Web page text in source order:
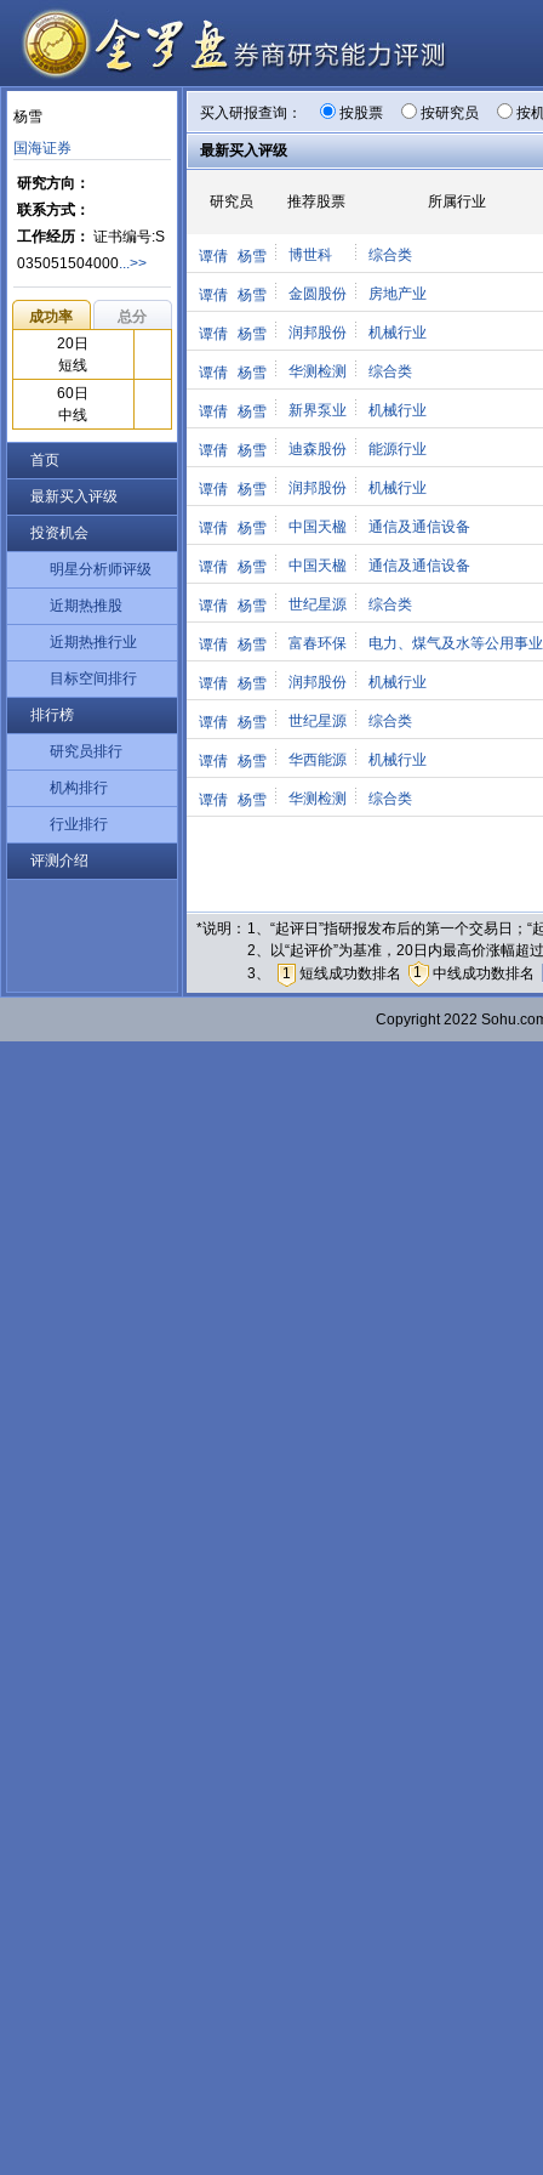
杨雪
国海证券
研究方向：
联系方式：
工作经历： 证书编号:S
035051504000...>>
成功率
总分
20日
短线
60日
中线
首页
最新买入评级
投资机会
明星分析师评级
近期热推股
近期热推行业
目标空间排行
排行榜
研究员排行
机构排行
行业排行
评测介绍
买入研报查询： 按股票 按研究员 按
最新买入评级
研究员 推荐股票 所属行业
谭倩 杨雪 博世科 综合类
谭倩 杨雪 金圆股份 房地产业
谭倩 杨雪 润邦股份 机械行业
谭倩 杨雪 华测检测 综合类
谭倩 杨雪 新界泵业 机械行业
谭倩 杨雪 迪森股份 能源行业
谭倩 杨雪 润邦股份 机械行业
谭倩 杨雪 中国天楹 通信及通信设备
谭倩 杨雪 中国天楹 通信及通信设备
谭倩 杨雪 世纪星源 综合类
谭倩 杨雪 富春环保 电力、煤气及水等公用事业
谭倩 杨雪 润邦股份 机械行业
谭倩 杨雪 世纪星源 综合类
谭倩 杨雪 华西能源 机械行业
谭倩 杨雪 华测检测 综合类
*说明： 1、“起评日”指研报发布后的第一个交易日；
2、以“起评价”为基准，20日内最高价涨幅
3、
1 短线成功数排名 1 中线成功数排名
Copyright 2022